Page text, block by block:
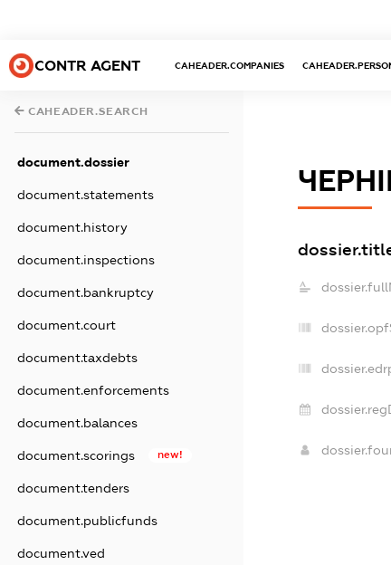
CONTR AGENT CAHEADER.COMPANIES
CAHEADER.SEARCH
document.dossier
document.statements
document.history
document.inspections
document.bankruptcy
document.court
document.taxdebts
document.enforcements
document.balances
document.scorings new!
document.tenders
document.publicfunds
document.ved